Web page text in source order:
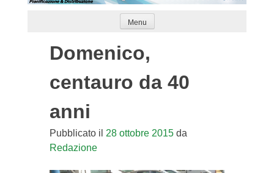
Menu
Domenico,
centauro da 40
anni
Pubblicato il 28 ottobre 2015da
Redazione